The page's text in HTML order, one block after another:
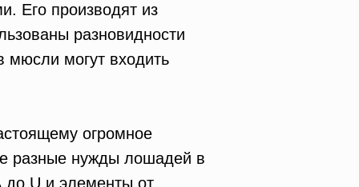
Его производят из
разновидности
мюсли могут входить
огромное
разные нужды лошадей в
U и элементы от